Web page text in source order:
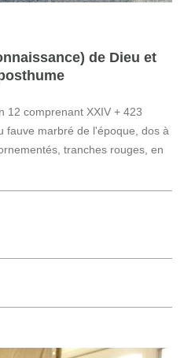
de Dieu et
12 comprenant XXIV + 423
fauve marbré de l'époque, dos à
tranches rouges, en